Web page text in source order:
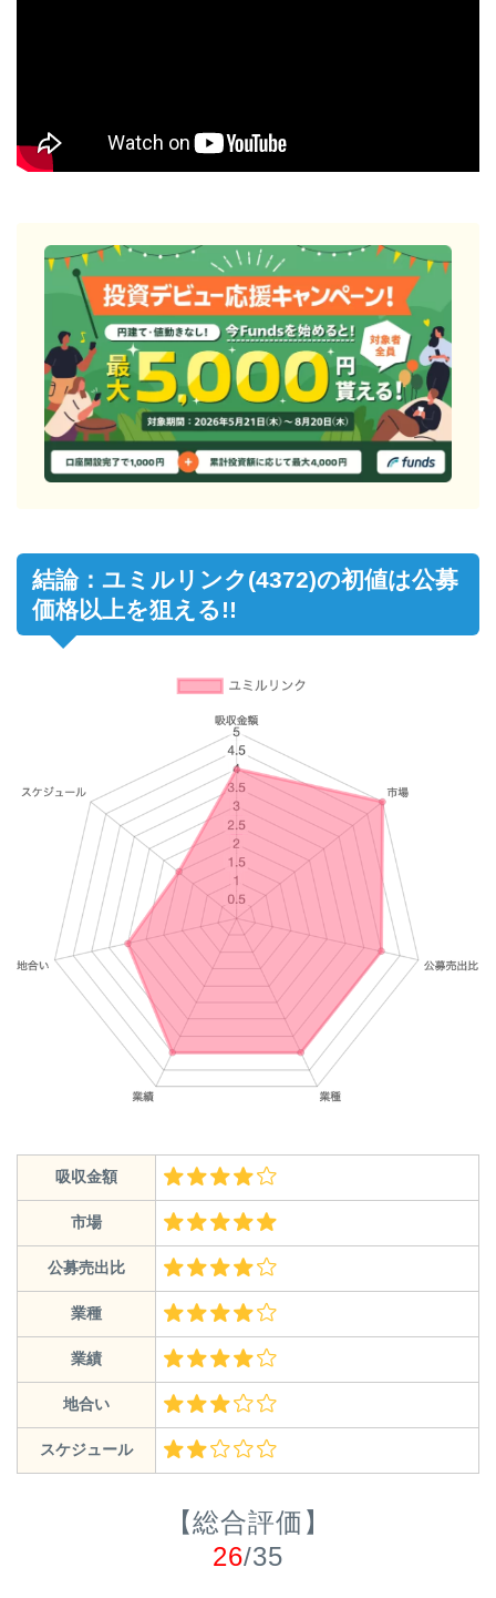
結論：ユミルリンク(4372)の初値は公募
価格以上を狙える!!
吸収金額
市場
公募売出比
業種
業績
地合い
スケジュール
【総合評価】
26/35